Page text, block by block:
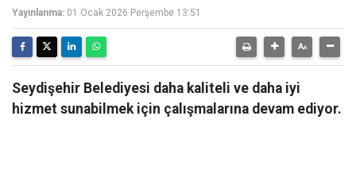
Yayınlanma: 01 Ocak 2026 Perşembe 13:51
Seydişehir Belediyesi daha kaliteli ve daha iyi
hizmet sunabilmek için çalışmalarına devam ediyor.